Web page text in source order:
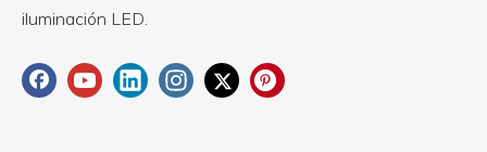
iluminación LED.